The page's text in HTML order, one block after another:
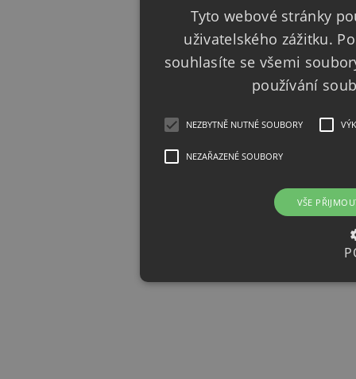
Tyto webové stránky
uživatelského zážitku.
souhlasíte se všemi
používání
NEZBYTNĚ NUTNÉ SOUBORY
NEZAŘAZENÉ SOUBORY
VŠE